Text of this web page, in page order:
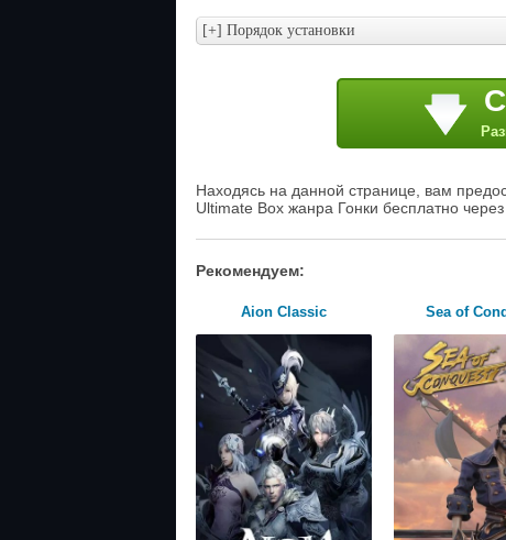
Находясь на данной странице, вам
Ultimate Box жанра Гонки бесплатно через
Рекомендуем:
Aion Classic Sea of